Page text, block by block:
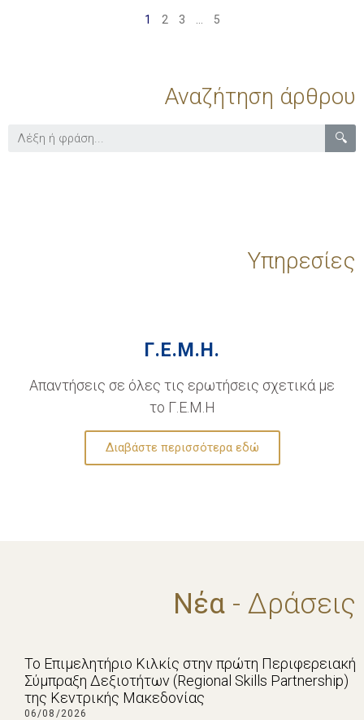
1 2 3 5
Αναζήτηση άρθρου
🔍
Υπηρεσίες
Γ.Ε.Μ.Η.
Απαντήσεις σε όλες τις ερωτήσεις σχετικά με
το Γ.Ε.Μ.Η
Διαβάστε περισσότερα εδώ
Νέα - Δράσεις
Το Επιμελητήριο Κιλκίς στην πρώτη Περιφερειακή
Σύμπραξη Δεξιοτήτων (Regional Skills Partnership)
της Κεντρικής Μακεδονίας
06/08/2026